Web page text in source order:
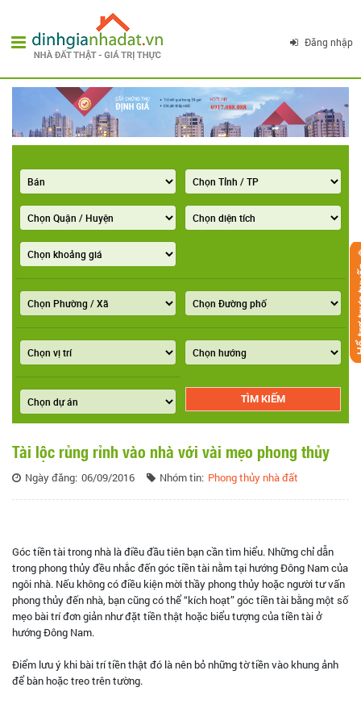
Đăng nhập
Tài lộc rủng rỉnh vào nhà với vài mẹo phong thủy
Ngày đăng: 06/09/2016 Nhóm tin: Phong thủy nhà đất
Góc tiền tài trong nhà là điều đầu tiên bạn cần tìm hiểu. Những chỉ dẫn
trong phong thủy đều nhắc đến góc tiền tài nằm tại hướng Đông Nam của
ngôi nhà. Nếu không có điều kiện mời thầy phong thủy hoặc người tư vấn
phong thủy đến nhà, bạn cũng có thể “kích hoạt” góc tiền tài bằng một số
mẹo bài trí đơn giản như đặt tiền thật hoặc biểu tượng của tiền tài ở
hướng Đông Nam.
Điểm lưu ý khi bài trí tiền thật đó là nên bỏ những tờ tiền vào khung ảnh
để bàn hoặc treo trên tường.